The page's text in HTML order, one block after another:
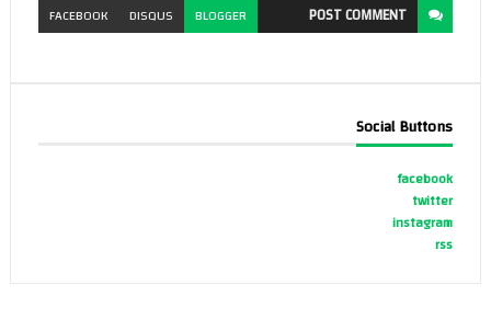
POSTCOMMENT
BLOGGER
DISQUS
FACEBOOK
Social Buttons
facebook
twitter
instagram
rss